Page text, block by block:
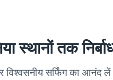
स्थानों तक
विश्वसनीय सर्फिंग का